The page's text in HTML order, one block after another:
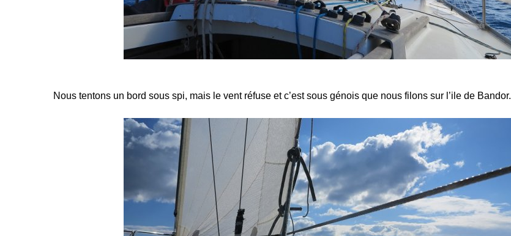
Nous tentons un bord sous spi, mais le vent réfuse et c’est sous génois que nous filons sur l’ile de Bandor.